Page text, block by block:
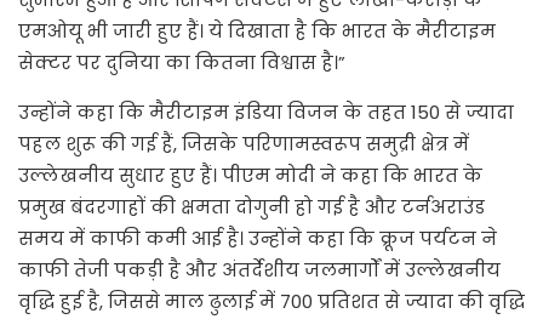
एमओयू भी जारी हुए हैं। ये दिखाता है कि भारत के मैरीटाइम
सेक्टर पर दुनिया का कितना विश्वास है।”
उन्होंने कहा कि मैरीटाइम इंडिया विजन के तहत 150 से ज्यादा
पहल शुरू की गई हैं, जिसके परिणामस्वरूप समुद्री क्षेत्र में
उल्लेखनीय सुधार हुए हैं। पीएम मोदी ने कहा कि भारत के
प्रमुख बंदरगाहों की क्षमता दोगुनी हो गई है और टर्नअराउंड
समय में काफी कमी आई है। उन्होंने कहा कि क्रूज पर्यटन ने
काफी तेजी पकड़ी है और अंतर्देशीय जलमार्गों में उल्लेखनीय
वृद्धि हुई है, जिससे माल ढुलाई में 700 प्रतिशत से ज्यादा की वृद्धि